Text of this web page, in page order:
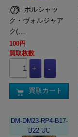
ク・ヴォルジャア
ク(…
100円
買取枚数
買取カート
DM-DM23-RP4-B17-
B22-UC